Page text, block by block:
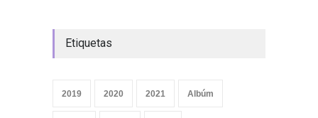
Etiquetas
2019 2020 2021 Albúm